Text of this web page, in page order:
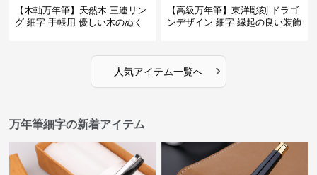
【木軸万年筆】天然木 三連リン
グ 細字 手帳用 優しい木のぬく
【高級万年筆】東洋彫刻 ドラゴ
ンデザイン 細字 縁起の良い装飾
人気アイテム一覧へ ›
万年筆細字の新着アイテム